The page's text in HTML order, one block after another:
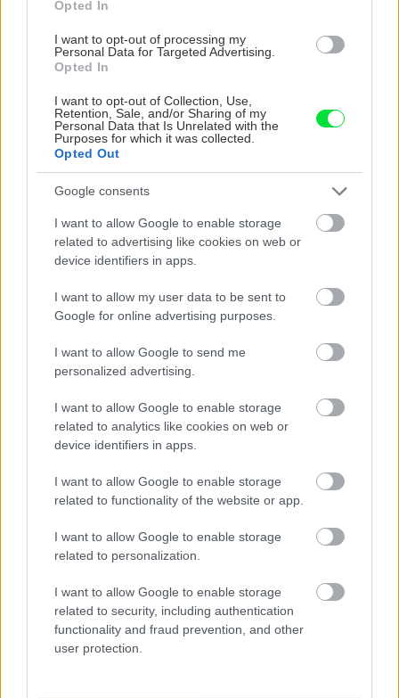
Opted In
I want to opt-out of processing my
Personal Data for Targeted Advertising.
Opted In
I want to opt-out of Collection, Use,
Retention, Sale, and/or Sharing of my
Personal Data that Is Unrelated with the
Purposes for which it was collected.
Opted Out
Google consents
I want to allow Google to enable storage
related to advertising like cookies on web or
device identifiers in apps.
I want to allow my user data to be sent to
Google for online advertising purposes.
I want to allow Google to send me
personalized advertising.
I want to allow Google to enable storage
related to analytics like cookies on web or
device identifiers in apps.
I want to allow Google to enable storage
related to functionality of the website or app.
I want to allow Google to enable storage
related to personalization.
I want to allow Google to enable storage
related to security, including authentication
functionality and fraud prevention, and other
user protection.
September v záhrade
Koncom augusta a začiatkom septembra
skončíme s prihnojovaním rajčiakov. Rastliny
však stále výdatne zavlažujeme, pôdu
zbavujeme burín, priväzujeme k opore,
odstraňujeme suché, poškodené a chorobami
napadnuté listy.